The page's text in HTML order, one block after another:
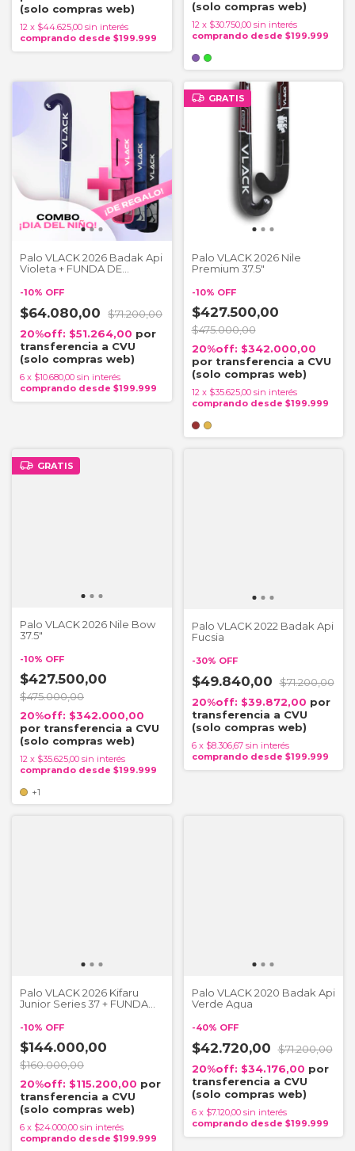
12 x $44.625,00 sin interés 12 x $30.750,00 sin interés
Palo VLACK 2026 Badak Api
Violeta + FUNDA DE
-10% OFF
$64.080,00
$71.200,00
$51.264,00
6 x $10.680,00 sin interés
GRATIS
Palo VLACK 2026 Nile
Premium 37.5"
-10% OFF
$427.500,00
$475.000,00
$342.000,00
12 x $35.625,00 sin interés
GRATIS
Palo VLACK 2026 Nile Bow
37.5"
-10% OFF
$427.500,00
$475.000,00
$342.000,00
12 x $35.625,00 sin interés
+1
Palo VLACK 2022 Badak Api
Fucsia
-30% OFF
$49.840,00 $71.200,00
$39.872,00
6 x $8.306,67 sin interés
Palo VLACK 2026 Kifaru
Junior Series 37 + FUNDA
-10% OFF
$144.000,00
$160.000,00
$115.200,00
6 x $24.000,00 sin interés
Palo VLACK 2020 Badak Api
Verde Agua
-40% OFF
$42.720,00 $71.200,00
$34.176,00
6 x $7.120,00 sin interés